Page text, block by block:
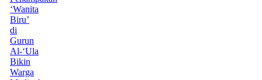
‘Wanita
Biru’
di
Gurun
Al-‘Ula
Bikin
Warga